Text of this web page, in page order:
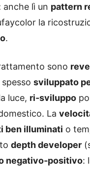
anche lì un pattern
la
.
sono
sviluppato
luce, ri‑sviluppo
La
ben illuminati o
depth developer
negativo‑positivo: